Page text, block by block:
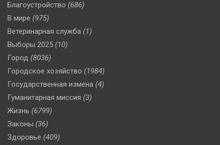
Благоустройство (686)
В мире (975)
Ветеринарная служба (1)
Выборы 2025 (10)
Город (8036)
Городское хозяйство (1984)
Государственная измена (4)
Гуманитарная миссия (3)
Жизнь (6799)
Законы (36)
Здоровье (409)